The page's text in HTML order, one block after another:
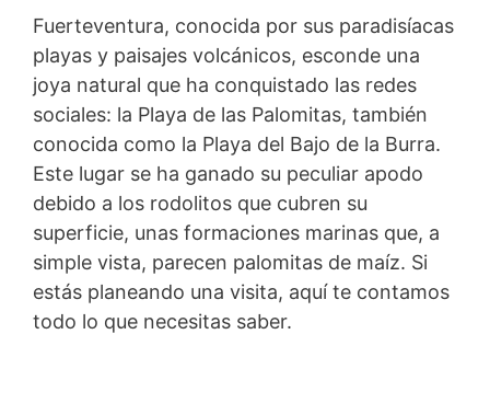
Fuerteventura, conocida por sus paradisíacas
playas y paisajes volcánicos, esconde una
joya natural que ha conquistado las redes
sociales: la Playa de las Palomitas, también
conocida como la Playa del Bajo de la Burra.
Este lugar se ha ganado su peculiar apodo
debido a los rodolitos que cubren su
superficie, unas formaciones marinas que, a
simple vista, parecen palomitas de maíz. Si
estás planeando una visita, aquí te contamos
todo lo que necesitas saber.